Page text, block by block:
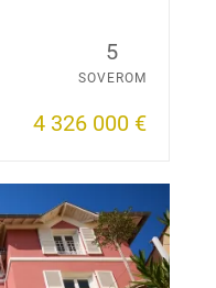
5
SOVEROM
4 326 000 €